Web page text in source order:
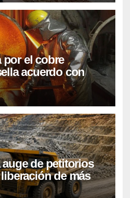
por el cobre
acuerdo con
proyecto
de petitorios
de más
para explorar